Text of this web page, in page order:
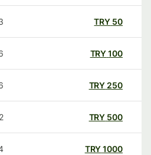
50
TRY
100
TRY
250
TRY
500
TRY
1000
TRY